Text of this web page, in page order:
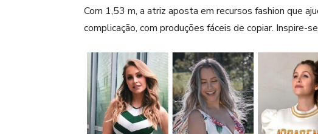
Com 1,53 m, a atriz aposta em recursos fashion que
complicação, com produções fáceis de copiar. Inspire-